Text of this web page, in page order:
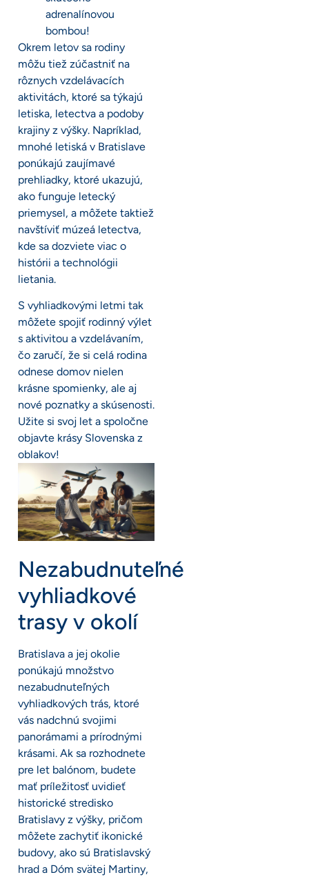
adrenalínovou
bombou!
Okrem letov sa rodiny
môžu tiež zúčastniť na
rôznych vzdelávacích
aktivitách, ktoré sa týkajú
letiska, letectva a podoby
krajiny z výšky. Napríklad,
mnohé letiská v Bratislave
ponúkajú zaujímavé
prehliadky, ktoré ukazujú,
ako funguje letecký
priemysel, a môžete taktiež
navštíviť múzeá letectva,
kde sa dozviete viac o
histórii a technológii
lietania.
S vyhliadkovými letmi tak
môžete spojiť rodinný výlet
s aktivitou a vzdelávaním,
čo zaručí, že si celá rodina
odnese domov nielen
krásne spomienky, ale aj
nové poznatky a skúsenosti.
Užite si svoj let a spoločne
objavte krásy Slovenska z
oblakov!
Nezabudnuteľné
vyhliadkové
trasy v okolí
Bratislava a jej okolie
ponúkajú množstvo
nezabudnuteľných
vyhliadkových trás, ktoré
vás nadchnú svojimi
panorámami a prírodnými
krásami. Ak sa rozhodnete
pre let balónom, budete
mať príležitosť uvidieť
historické stredisko
Bratislavy z výšky, pričom
môžete zachytiť ikonické
budovy, ako sú Bratislavský
hrad a Dóm svätej Martiny,